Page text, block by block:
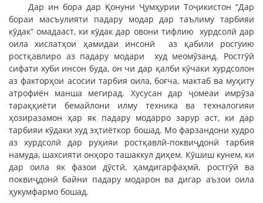
Дар ин бора дар Қонуни Ҷумҳурии Тоҷикистон “Дар
бораи масъулияти падару модар дар таълиму тарбияи
кӯдак” омадааст, ки кӯдак дар овони тифлию хурдсолӣ дар
оила хислатҳои ҳамидаи инсонӣ аз қабили росгуию
ростқавлиро аз падару модари худ меомӯзанд. Ростгӯӣ
сифати хуби инсон буда, он чи дар қалби кӯчаки хурдсолон
аз факторҳои асосии тарбия оила, боғча, мактаб ва муҳиту
атрофиён манша мегирад. Хусусан дар ҷомеаи имрӯза
тараққиёти бемайлони илму техника ва техналогияи
ҳозиразамон ҳар як падару модарро зарур аст, ки дар
тарбияи кӯдаки худ эҳтиёткор бошад. Мо фарзандони худро
аз хурдсолӣ дар руҳияи ростқавлӣ-поквиҷдонӣ тарбия
намуда, шахсияти онҳоро ташаккул диҳем. Кӯшиш кунем, ки
дар оила як фазои дӯстӣ, ҳамдигарфаҳмӣ, ростгӯӣ ва
поквиҷдонӣ байни падару модарон ва дигар аъзои оила
ҳукумфармо бошад.